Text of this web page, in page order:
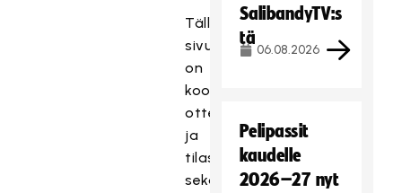
Tälle
sivulle
on
koottu
otteluraportit
ja
tilastot,
sekä
SalibandyTV:s
tä
06.08.2026
Pelipassit
kaudelle
2026–27 nyt